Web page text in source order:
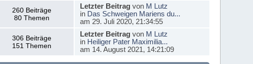
260 Beiträge
80 Themen
Letzter Beitragvon M Lutz
in Das Schweigen Mariens du...
am 29. Juli 2020, 21:34:55
306 Beiträge
151 Themen
Letzter Beitragvon M Lutz
in Heiliger Pater Maximilia...
am 14. August 2021, 14:21:09